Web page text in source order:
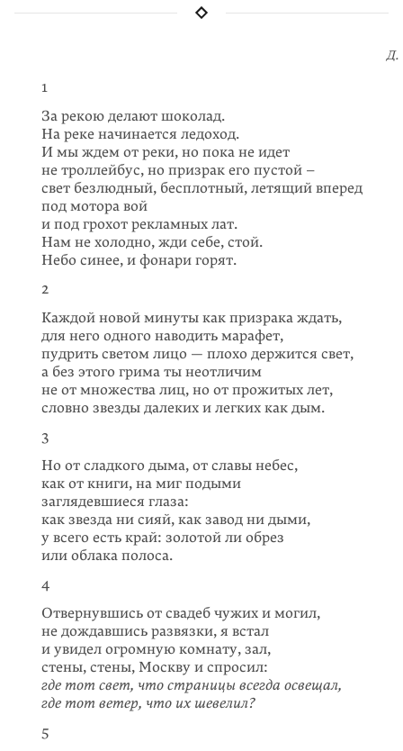
Д.
1
За рекою делают шоколад.
На реке начинается ледоход.
И мы ждем от реки, но пока не идет
не троллейбус, но призрак его пустой –
свет безлюдный, бесплотный, летящий вперед
под мотора вой
и под грохот рекламных лат.
Нам не холодно, жди себе, стой.
Небо синее, и фонари горят.
2
Каждой новой минуты как призрака ждать,
для него одного наводить марафет,
пудрить светом лицо — плохо держится свет,
а без этого грима ты неотличим
не от множества лиц, но от прожитых лет,
словно звезды далеких и легких как дым.
3
Но от сладкого дыма, от славы небес,
как от книги, на миг подыми
заглядевшиеся глаза:
как звезда ни сияй, как завод ни дыми,
у всего есть край: золотой ли обрез
или облака полоса.
4
Отвернувшись от свадеб чужих и могил,
не дождавшись развязки, я встал
и увидел огромную комнату, зал,
стены, стены, Москву и спросил:
где тот свет, что страницы всегда освещал,
где тот ветер, что их шевелил?
5